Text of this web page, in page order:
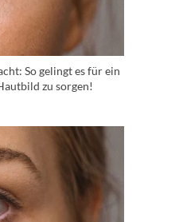
So gelingt es für ein
zu sorgen!